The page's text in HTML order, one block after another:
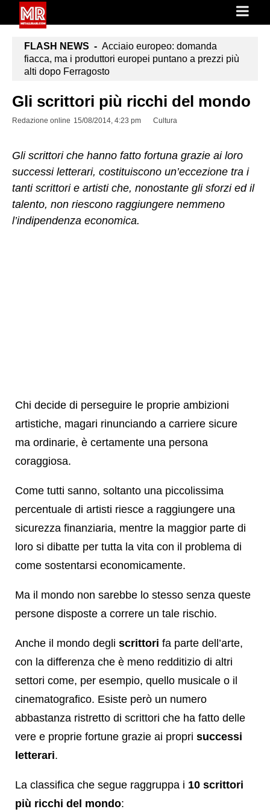
FLASH NEWS - Acciaio europeo: domanda
fiacca, ma i produttori europei puntano a prezzi più
alti dopo Ferragosto
Gli scrittori più ricchi del mondo
Redazione online 15/08/2014, 4:23 pm Cultura
Gli scrittori che hanno fatto fortuna grazie ai loro
successi letterari, costituiscono un’eccezione tra i
tanti scrittori e artisti che, nonostante gli sforzi ed il
talento, non riescono raggiungere nemmeno
l’indipendenza economica.
Chi decide di perseguire le proprie ambizioni
artistiche, magari rinunciando a carriere sicure
ma ordinarie, è certamente una persona
coraggiosa.
Come tutti sanno, soltanto una piccolissima
percentuale di artisti riesce a raggiungere una
sicurezza finanziaria, mentre la maggior parte di
loro si dibatte per tutta la vita con il problema di
come sostentarsi economicamente.
Ma il mondo non sarebbe lo stesso senza queste
persone disposte a correre un tale rischio.
Anche il mondo degli scrittori fa parte dell’arte,
con la differenza che è meno redditizio di altri
settori come, per esempio, quello musicale o il
cinematografico. Esiste però un numero
abbastanza ristretto di scrittori che ha fatto delle
vere e proprie fortune grazie ai propri successi
letterari.
La classifica che segue raggruppa i 10 scrittori
più ricchi del mondo: